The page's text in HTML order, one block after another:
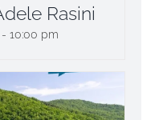
Rasini
-10:00 pm